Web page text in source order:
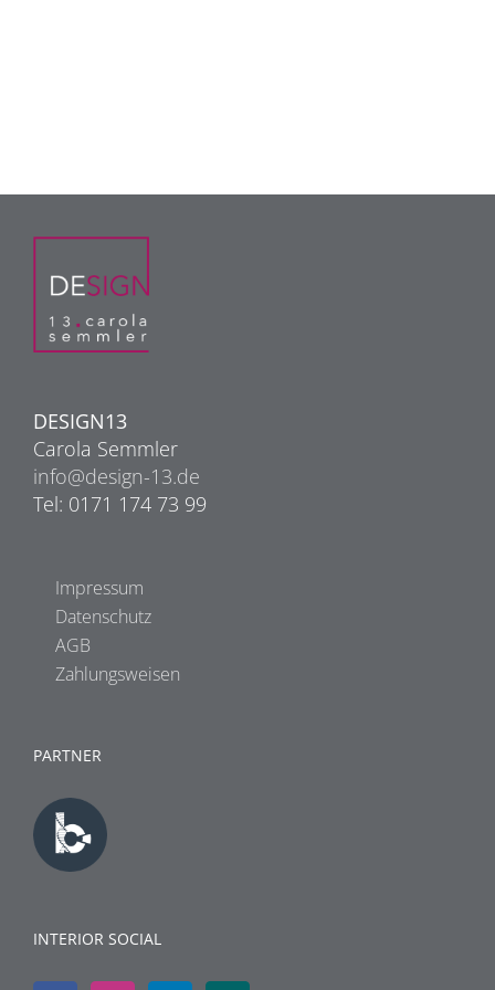
DESIGN13
Carola Semmler
info@design-13.de
Tel: 0171 174 73 99
Impressum
Datenschutz
AGB
Zahlungsweisen
PARTNER
INTERIOR SOCIAL